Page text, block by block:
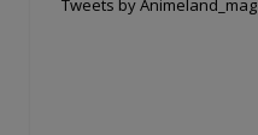
Tweets by Animeland_mag